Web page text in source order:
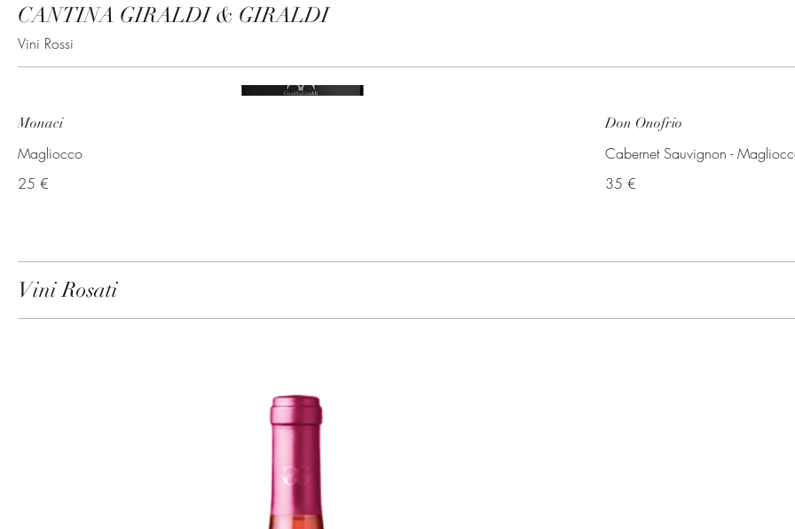
CANTINA GIRALDI & GIRALDI
Vini Rossi
Monaci
Magliocco
25 €
Don Onofrio
Cabernet Sauvignon -
35 €
Vini Rosati